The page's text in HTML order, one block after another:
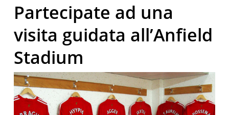
Partecipate ad una
visita guidata all’Anfield
Stadium